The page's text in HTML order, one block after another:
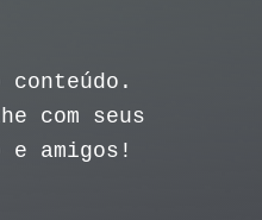
conteúdo.
com seus
amigos!